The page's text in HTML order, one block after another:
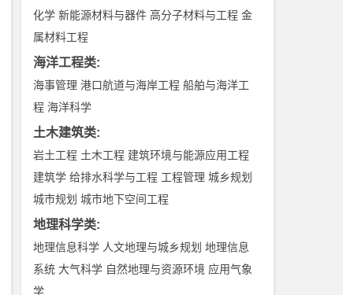
化学 新能源材料与器件 高分子材料与工程 金
属材料工程
海洋工程类:
海事管理 港口航道与海岸工程 船舶与海洋工
程 海洋科学
土木建筑类:
岩土工程 土木工程 建筑环境与能源应用工程
建筑学 给排水科学与工程 工程管理 城乡规划
城市规划 城市地下空间工程
地理科学类:
地理信息科学 人文地理与城乡规划 地理信息
系统 大气科学 自然地理与资源环境 应用气象
学